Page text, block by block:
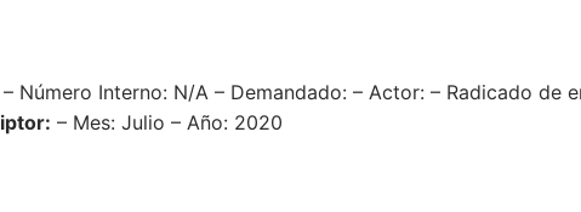
Número Interno: N/A – Demandado: – Actor: – Radicado de
– Mes: Julio – Año: 2020